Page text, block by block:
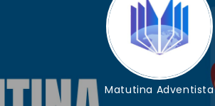
Matutina Adventista